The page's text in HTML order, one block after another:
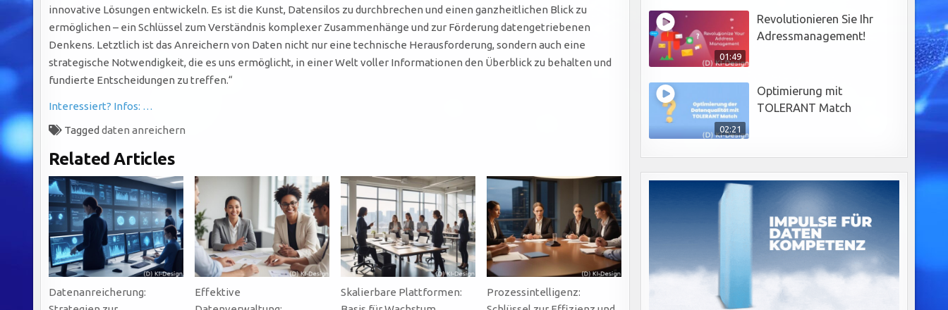
innovative Lösungen entwickeln. Es ist die Kunst, Datensilos zu durchbrechen und einen ganzheitlichen Blick zu
ermöglichen – ein Schlüssel zum Verständnis komplexer Zusammenhänge und zur Förderung datengetriebenen
Denkens. Letztlich ist das Anreichern von Daten nicht nur eine technische Herausforderung, sondern auch eine
strategische Notwendigkeit, die es uns ermöglicht, in einer Welt voller Informationen den Überblick zu behalten und
fundierte Entscheidungen zu treffen.“
Interessiert? Infos: …
Tagged daten anreichern
Related Articles
Datenanreicherung:
Effektive
Skalierbare Plattformen:
Prozessintelligenz:
01:49
Revolutionieren Sie Ihr
Adressmanagement!
02:21
Optimierung mit
TOLERANT Match